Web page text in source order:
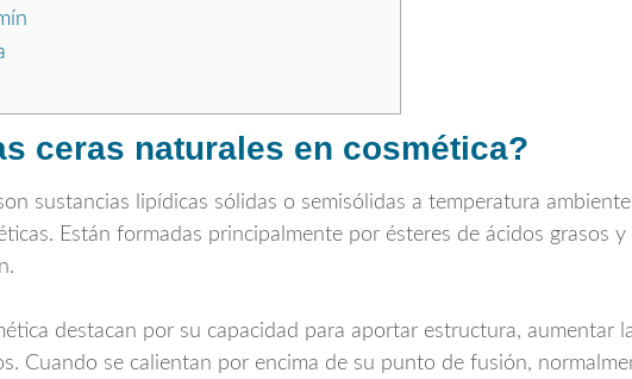
ceras naturales en cosmética?
sustancias lipídicas sólidas o semisólidas a temperatura
Están formadas principalmente por ésteres de ácidos grasos
destacan por su capacidad para aportar estructura, aumentar
Cuando se calientan por encima de su punto de fusión,